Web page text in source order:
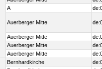
A
Auerberger Mitte
Auerberger Mitte
Auerberger Mitte
Auerberger Mitte
Bernhardkirche